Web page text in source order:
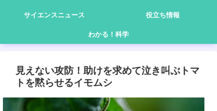
サイエンスニュース 役立ち情報
わかる！科学
見えない攻防！助けを求めて泣き叫ぶトマ
トを黙らせるイモムシ